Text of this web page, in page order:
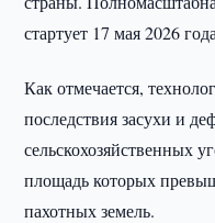
стартует 17 мая 2026
Как отмечается,
последствия засухи и
сельскохозяйственных
площадь которых
пахотных земель.